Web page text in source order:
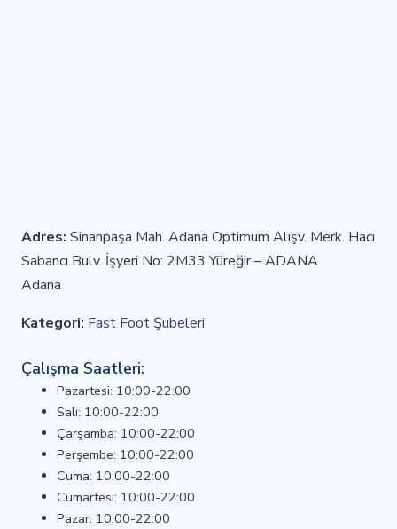
Adres: Sinanpaşa Mah. Adana Optimum Alışv. Merk. Hacı
Sabancı Bulv. İşyeri No: 2M33 Yüreğir – ADANA
Adana
Kategori: Fast Foot Şubeleri
Çalışma Saatleri:
Pazartesi: 10:00-22:00
Salı: 10:00-22:00
Çarşamba: 10:00-22:00
Perşembe: 10:00-22:00
Cuma: 10:00-22:00
Cumartesi: 10:00-22:00
Pazar: 10:00-22:00